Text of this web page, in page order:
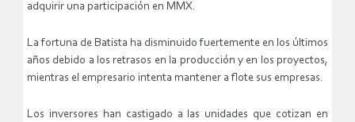
adquirir una participación en MMX.
La fortuna de Batista ha disminuido fuertemente en los últimos
años debido a los retrasos en la producción y en los proyectos,
mientras el empresario intenta mantener a flote sus empresas.
Los inversores han castigado a las unidades que cotizan en